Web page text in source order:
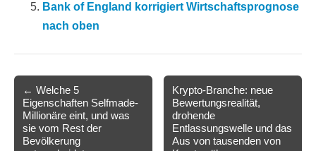
Bank of England korrigiert Wirtschaftsprognose
nach oben
Post
navigation
← Welche 5
Eigenschaften Selfmade-
Millionäre eint, und was
sie vom Rest der
Bevölkerung
Krypto-Branche: neue
Bewertungsrealität,
drohende
Entlassungswelle und das
Aus von tausenden von